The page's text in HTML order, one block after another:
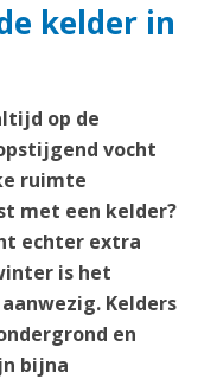
kelder in
op de
vocht
ruimte
met een kelder?
echter extra
is het
Kelders
en
bijna